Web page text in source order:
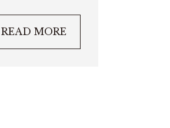
READ MORE